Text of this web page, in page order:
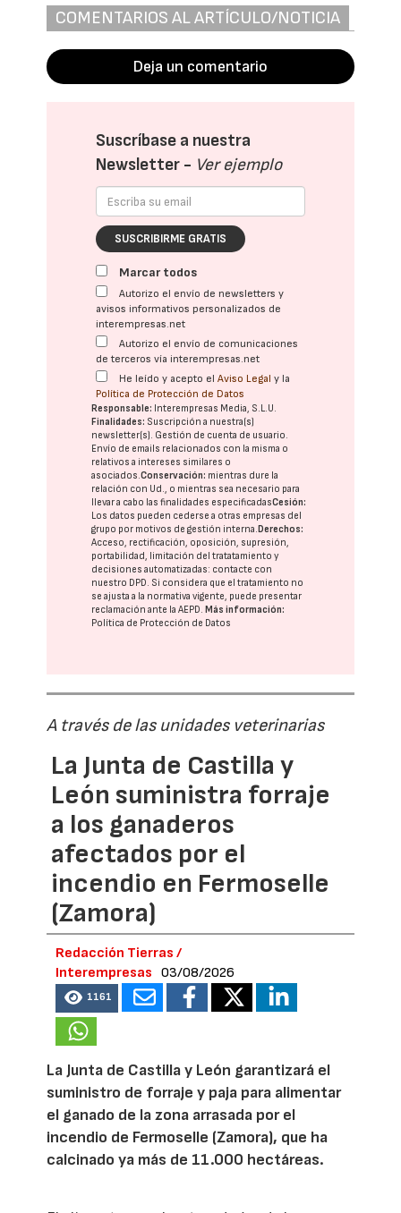
COMENTARIOS AL ARTÍCULO/NOTICIA
Deja un comentario
Suscríbase a nuestra
Newsletter - Ver ejemplo
SUSCRIBIRME GRATIS
Marcar todos
Autorizo el envío de newsletters y
avisos informativos personalizados de
interempresas.net
Autorizo el envío de comunicaciones
de terceros vía interempresas.net
He leído y acepto elAviso Legal y la
Política de Protección de Datos
Responsable: Interempresas Media, S.L.U.
Finalidades: Suscripción a nuestra(s)
newsletter(s). Gestión de cuenta de usuario.
Envío de emails relacionados con la misma o
relativos a intereses similares o
asociados.Conservación: mientras dure la
relación con Ud., o mientras sea necesario para
llevar a cabo las finalidades especificadasCesión:
Los datos pueden cederse a otras empresas del
grupo por motivos de gestión interna. Derechos:
Acceso, rectificación, oposición, supresión,
portabilidad, limitación del tratatamiento y
decisiones automatizadas: contacte con
nuestro DPD. Si considera que el tratamiento no
se ajusta a la normativa vigente, puede presentar
reclamación ante laAEPD. Más información:
Política de Protección de Datos
A través de las unidades veterinarias
La Junta de Castilla y
León suministra forraje
a los ganaderos
afectados por el
incendio en Fermoselle
(Zamora)
Redacción Tierras /
Interempresas
03/08/2026
1161
La Junta de Castilla y León garantizará el
suministro de forraje y paja para alimentar
el ganado de la zona arrasada por el
incendio de Fermoselle (Zamora), que ha
calcinado ya más de 11.000 hectáreas.